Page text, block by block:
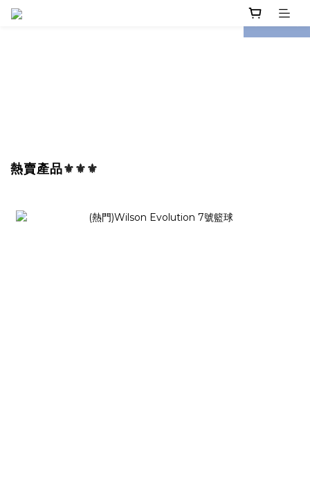
prev next
熱賣產品⚜️⚜️⚜️